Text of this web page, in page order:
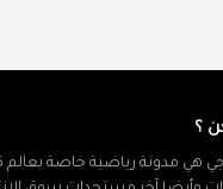
؟
هي مدونة رياضية خاصة